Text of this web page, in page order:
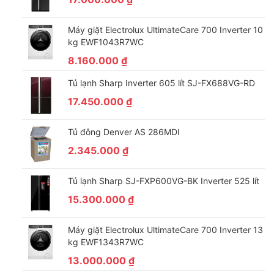
Tủ được trang bị công tắc cửa nhằm kiểm soát quạt dàn lạnh
Cửa tự đóng hạn chế thất thoát hơi lạnh
Cửa tự đóng là một phần quan trọng trong việc duy trì nhiệt độ
bên trong tủ mát Alaska ổn định. Khi bạn mở cửa để lấy thực
phẩm hoặc sắp xếp, việc cửa tự đóng sẽ ngăn chặn sự thoát
quẩn lâu hơn và tiết kiệm năng lượng.
Máy giặt Electrolux UltimateCare 700 Inverter 10
kg EWF1043R7WC
8.160.000 ₫
Tủ lạnh Sharp Inverter 605 lít SJ-FX688VG-RD
17.450.000 ₫
Tủ đông Denver AS 286MDI
2.345.000 ₫
Tủ lạnh Sharp SJ-FXP600VG-BK Inverter 525 lít
15.300.000 ₫
Máy giặt Electrolux UltimateCare 700 Inverter 13
kg EWF1343R7WC
13.000.000 ₫